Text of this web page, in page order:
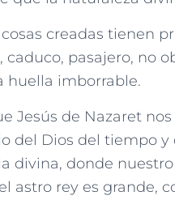
creadas tienen
caduco, pasajero, no
huella imborrable.
Jesús de Nazaret
del Dios del tiempo
divina, donde
astro rey es grande,